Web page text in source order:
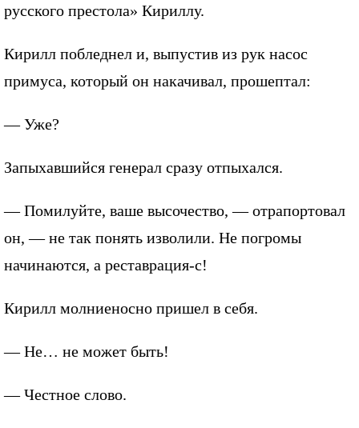
русского престола» Кириллу.
Кирилл побледнел и, выпустив из рук насос
примуса, который он накачивал, прошептал:
— Уже?
Запыхавшийся генерал сразу отпыхался.
— Помилуйте, ваше высочество, — отрапортовал
он, — не так понять изволили. Не погромы
начинаются, а реставрация-с!
Кирилл молниеносно пришел в себя.
— Не… не может быть!
— Честное слово.